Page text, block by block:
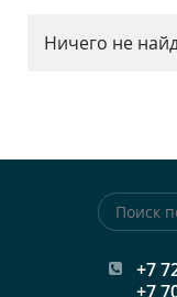
Ничего не
+7
+7